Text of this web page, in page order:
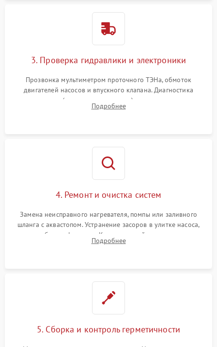
3. Проверка гидравлики и электроники
Прозвонка мультиметром проточного ТЭНа, обмоток
двигателей насосов и впускного клапана. Диагностика
прессостата (датчика уровня воды), датчика мутности,
концевика дверцы и электронного модуля управления.
Подробнее
4. Ремонт и очистка систем
Замена неисправного нагревателя, помпы или заливного
шланга с аквастопом. Устранение засоров в улитке насоса,
патрубках и фильтрах. Компонентный ремонт платы
управления, восстановление поврежденной проводки.
Подробнее
5. Сборка и контроль герметичности